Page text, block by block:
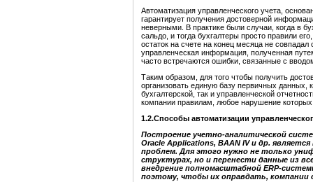
Автоматизация управленческого учета,
гарантирует получения достоверной
неверными. В практике были случаи, когда в
сальдо, и тогда бухгалтеры просто правили
остаток на счете на конец месяца не
управленческая информация, полученная
часто встречаются ошибки, связанные с
Таким образом, для того чтобы получить
организовать единую базу первичных данных,
бухгалтерской, так и управленческой
компании правилам, любое нарушение которых
1.2.Способы автоматизации
Построение учетно-аналитической
Oracle Applications, BAAN IV и др.
проблем. Для этого нужно не только
структурах, но и перенести данные из
внедрение полномасштабной ERP-
поэтому, чтобы их оправдать,